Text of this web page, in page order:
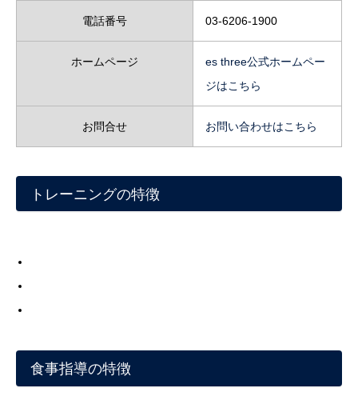
電話番号 03-6206-1900
ホームページ
es three公式ホームペー
ジはこちら
お問合せ お問い合わせはこちら
トレーニングの特徴
食事指導の特徴